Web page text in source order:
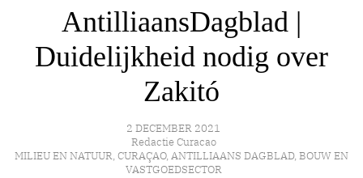
AntilliaansDagblad |
Duidelijkheid nodig over
Zakitó
2 DECEMBER 2021
Redactie Curacao
MILIEU EN NATUUR, CURAÇAO, ANTILLIAANS DAGBLAD, BOUW EN
VASTGOEDSECTOR